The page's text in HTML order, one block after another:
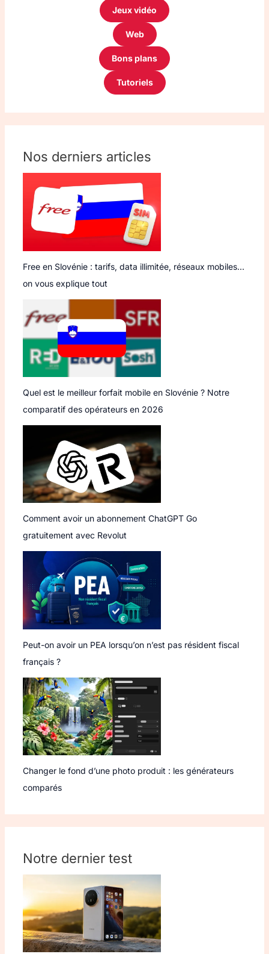
Jeux vidéo
Web
Bons plans
Tutoriels
Nos derniers articles
Free en Slovénie : tarifs, data illimitée, réseaux mobiles…
on vous explique tout
Quel est le meilleur forfait mobile en Slovénie ? Notre
comparatif des opérateurs en 2026
Comment avoir un abonnement ChatGPT Go
gratuitement avec Revolut
Peut-on avoir un PEA lorsqu’on n’est pas résident fiscal
français ?
Changer le fond d’une photo produit : les générateurs
comparés
Notre dernier test